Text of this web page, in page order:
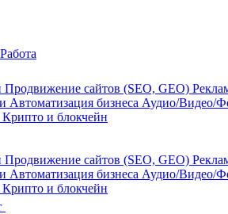
Работа
Продвижение сайтов (SEO, GEO)
Автоматизация бизнеса Аудио/Видео/
Крипто и блокчейн
Продвижение сайтов (SEO, GEO)
Автоматизация бизнеса Аудио/Видео/
Крипто и блокчейн